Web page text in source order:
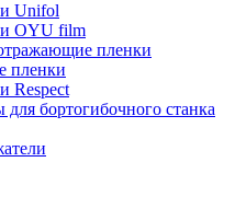
Unifol
OYU film
пленки
пленки
Respect
бортогибочного станка